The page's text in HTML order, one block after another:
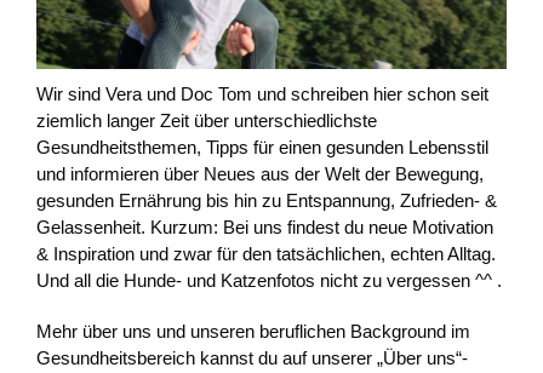
Wir sind Vera und Doc Tom und schreiben hier schon seit
ziemlich langer Zeit über unterschiedlichste
Gesundheitsthemen, Tipps für einen gesunden Lebensstil
und informieren über Neues aus der Welt der Bewegung,
gesunden Ernährung bis hin zu Entspannung, Zufrieden- &
Gelassenheit. Kurzum: Bei uns findest du neue Motivation
& Inspiration und zwar für den tatsächlichen, echten Alltag.
Und all die Hunde- und Katzenfotos nicht zu vergessen ^^ .
Mehr über uns und unseren beruflichen Background im
Gesundheitsbereich kannst du auf unserer „Über uns“-